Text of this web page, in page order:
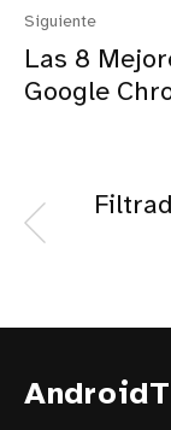
Siguiente
Las 8
Google